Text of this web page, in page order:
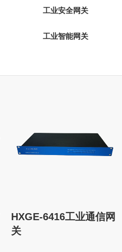
工业安全网关
工业智能网关
HXGE-6416工业通信网
关